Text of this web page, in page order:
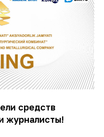
средств
журналисты!